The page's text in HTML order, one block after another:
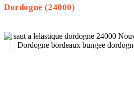
Dordogne (24000)